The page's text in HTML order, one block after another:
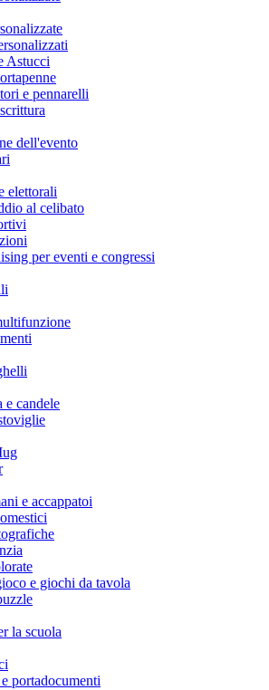
Astucci
e pennarelli
dell'evento
elettorali
al celibato
per eventi e congressi
e candele
e accappatoi
e giochi da tavola
la scuola
portadocumenti